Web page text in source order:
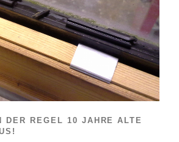
REGEL 10 JAHRE ALTE